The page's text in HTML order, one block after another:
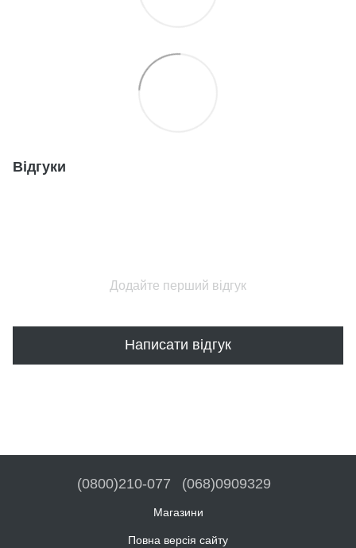
Відгуки
Додайте перший відгук
Написати відгук
(0800)210-077 (068)0909329
Магазини
Повна версія сайту